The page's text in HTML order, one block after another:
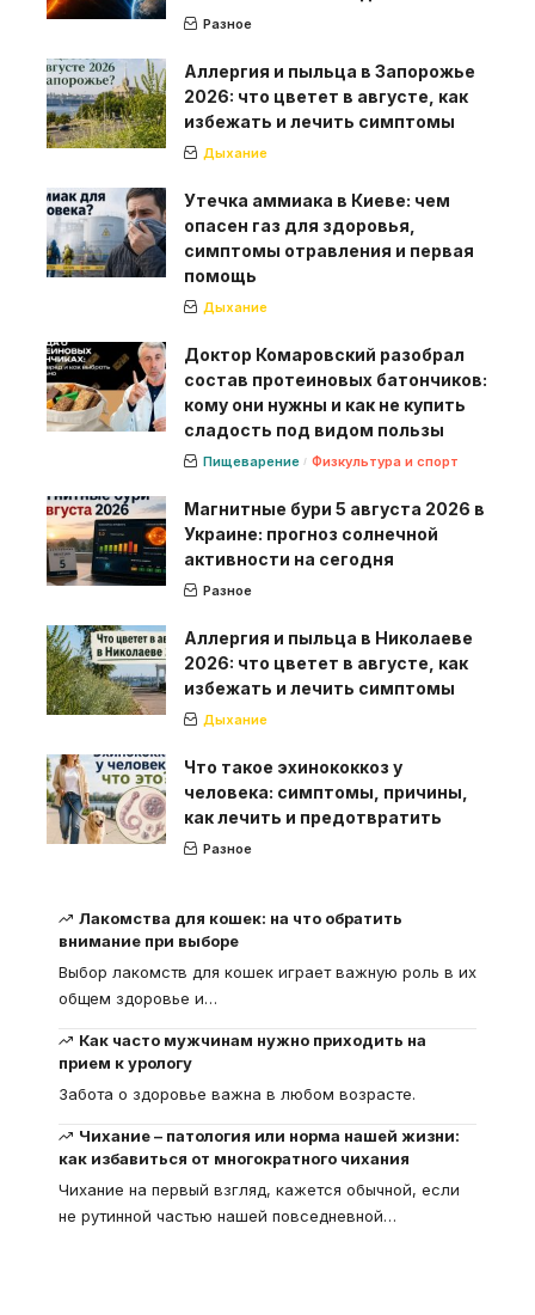
Разное
Аллергия и пыльца в Запорожье
2026: что цветет в августе, как
избежать и лечить симптомы
Дыхание
Утечка аммиака в Киеве: чем
опасен газ для здоровья,
симптомы отравления и первая
помощь
Дыхание
Доктор Комаровский разобрал
состав протеиновых батончиков:
кому они нужны и как не купить
сладость под видом пользы
Пищеварение Физкультура и спорт
Магнитные бури 5 августа 2026 в
Украине: прогноз солнечной
активности на сегодня
Разное
Аллергия и пыльца в Николаеве
2026: что цветет в августе, как
избежать и лечить симптомы
Дыхание
Что такое эхинококкоз у
человека: симптомы, причины,
как лечить и предотвратить
Разное
Лакомства для кошек: на что обратить
внимание при выборе
Выбор лакомств для кошек играет важную роль в их
общем здоровье и…
Как часто мужчинам нужно приходить на
прием к урологу
Забота о здоровье важна в любом возрасте.
Чихание – патология или норма нашей жизни:
как избавиться от многократного чихания
Чихание на первый взгляд, кажется обычной, если
не рутинной частью нашей повседневной…